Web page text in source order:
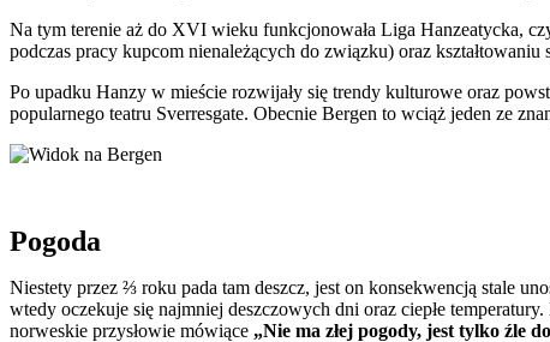
Na tym terenie aż do XVI wieku funkcjonowała Liga Hanzeatycka,
podczas pracy kupcom nienależących do związku) oraz
Po upadku Hanzy w mieście rozwijały się trendy kulturowe oraz
popularnego teatru Sverresgate. Obecnie Bergen to wciąż jeden ze
Pogoda
Niestety przez ⅔ roku pada tam deszcz, jest on konsekwencją stale
wtedy oczekuje się najmniej deszczowych dni oraz ciepłe
norweskie przysłowie mówiące „Nie ma złej pogody, jest tylko źle